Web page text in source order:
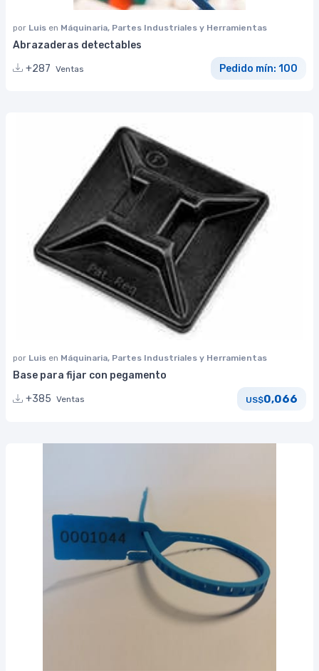
por Luis en Máquinaria, Partes Industriales y Herramientas
Abrazaderas detectables
+287 Ventas Pedido mín: 100
por Luis en Máquinaria, Partes Industriales y Herramientas
Base para fijar con pegamento
+385 Ventas US$0,066